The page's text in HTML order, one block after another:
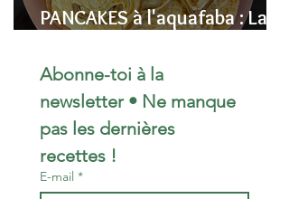
PANCAKES à l'aquafaba : La
Moelleuse (Sans Œufs)
Abonne-toi à la
newsletter • Ne manque
pas les dernières
recettes !
E-mail *